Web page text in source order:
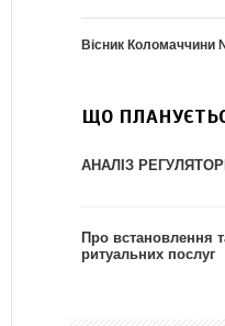
Вісник Коломаччини
ЩО
АНАЛІЗ
Про встановлення
ритуальних послуг